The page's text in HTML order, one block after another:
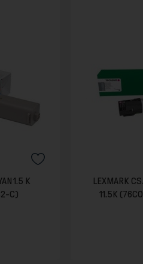
1.5 K
C)
LEXMARK
11.5K